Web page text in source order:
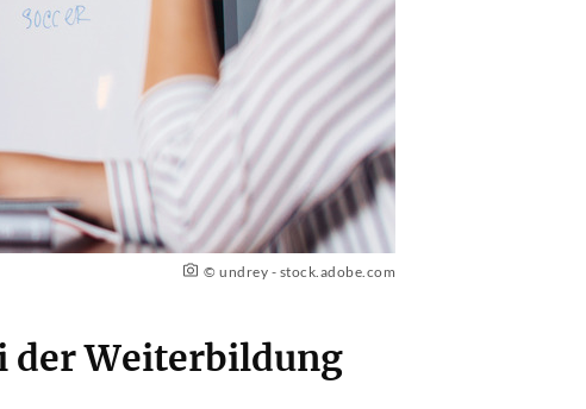
© undrey - stock.adobe.com
der Weiterbildung